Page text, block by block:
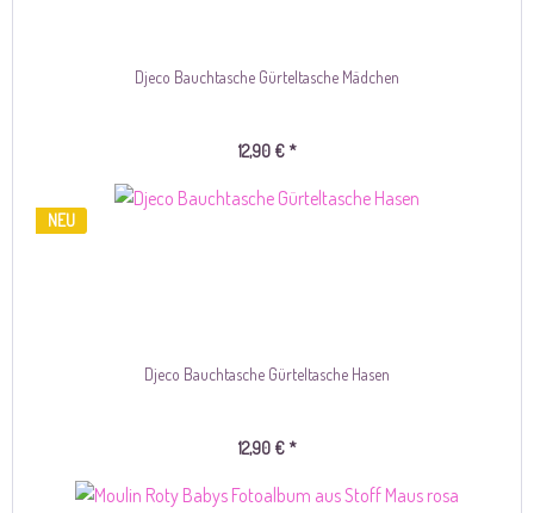
Djeco Bauchtasche Gürteltasche Mädchen
12,90 € *
NEU
Djeco Bauchtasche Gürteltasche Hasen
12,90 € *